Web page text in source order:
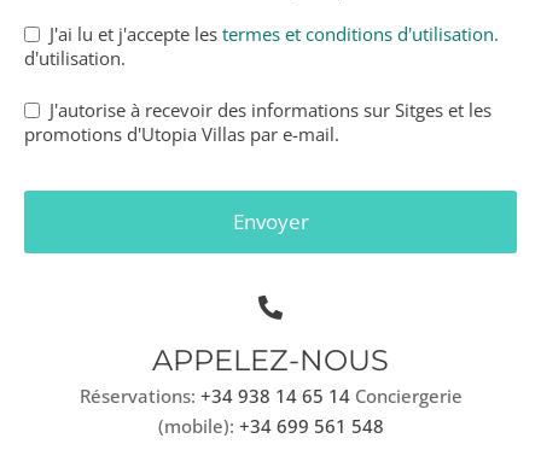
Website
URL *
J'ai lu et j'accepte les termes et conditions d'utilisation.
d'utilisation.
J'autorise à recevoir des informations sur Sitges et les
promotions d'Utopia Villas par e-mail.
Envoyer
APPELEZ-NOUS
Réservations: +34 938 14 65 14Conciergerie
(mobile): +34 699 561 548